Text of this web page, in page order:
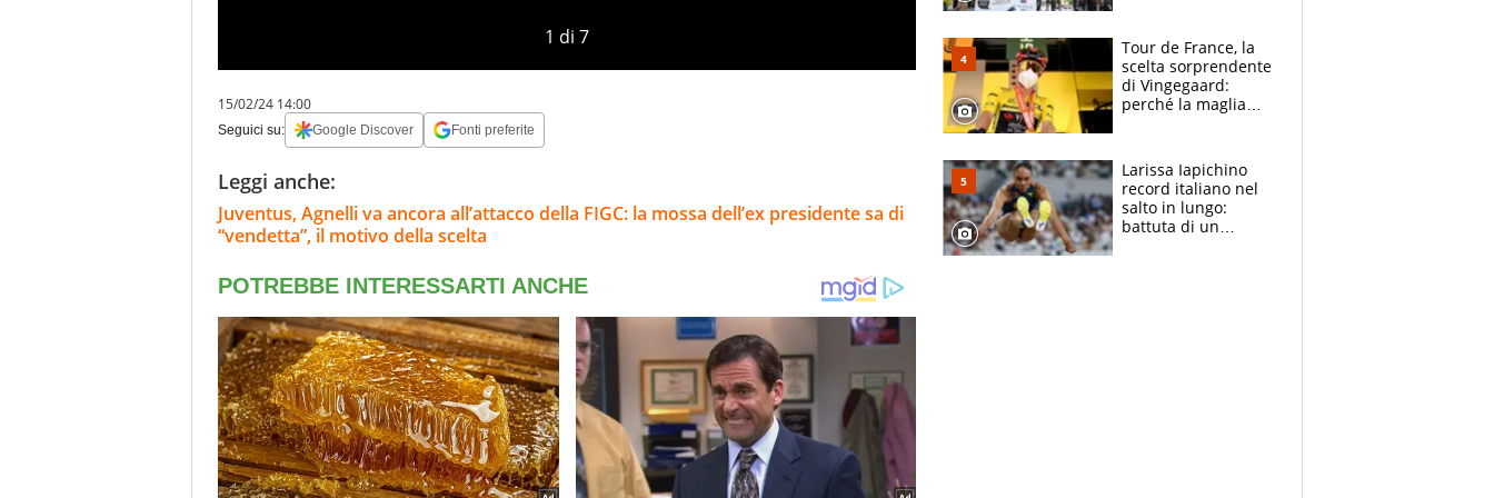
1 di 7
15/02/24 14:00
Seguici su: Google Discover Fonti preferite
Leggi anche:
Juventus, Agnelli va ancora all’attacco della FIGC: la mossa dell’ex presidente sa di
“vendetta”, il motivo della scelta
compagni
Tour de France, la
scelta sorprendente
di Vingegaard:
perché la maglia
rischio da evitare
Larissa Iapichino
record italiano nel
salto in lungo:
battuta di un